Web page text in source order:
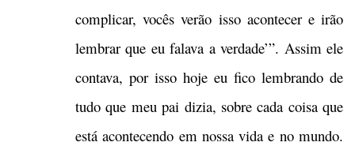
complicar, vocês verão isso acontecer e irão
lembrar que eu falava a verdade’”. Assim ele
contava, por isso hoje eu fico lembrando de
tudo que meu pai dizia, sobre cada coisa que
está acontecendo em nossa vida e no mundo.